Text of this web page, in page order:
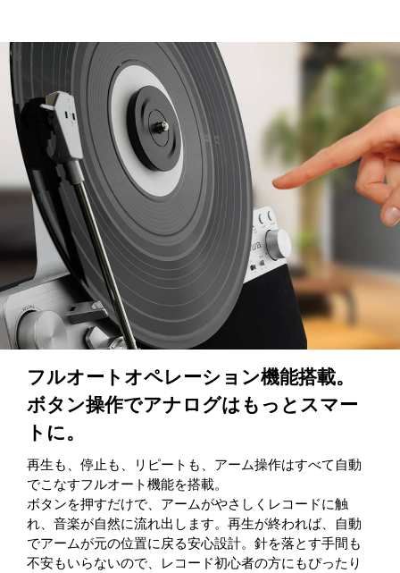
フルオートオペレーション機能搭載。
ボタン操作でアナログはもっとスマー
トに。
再生も、停止も、リピートも、アーム操作はすべて自動
でこなすフルオート機能を搭載。
ボタンを押すだけで、アームがやさしくレコードに触
れ、音楽が自然に流れ出します。再生が終われば、自動
でアームが元の位置に戻る安心設計。針を落とす手間も
不安もいらないので、レコード初心者の方にもぴったり